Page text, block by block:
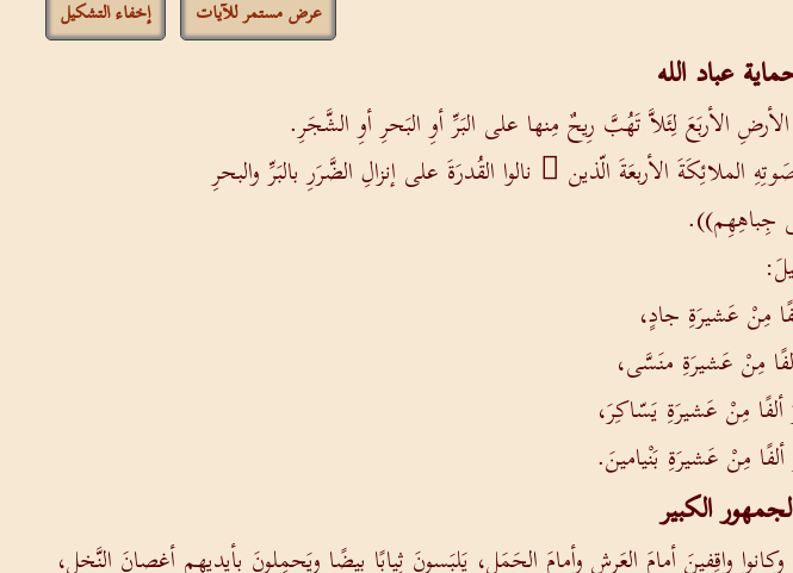
عرض مستمر للآيات إخفاء التشكيل
عباد الله
الأربَعَ لِئَلاَّ تَهُبَّ رِيحٌ مِنها على البَرِّ أوِ البَحرِ أوِ الشَّجَرِ.
الأربعَةَ الّذين َ نالوا القُدرَةَ على إنزالِ الضَّرَرِ بالبَرِّ والبحرِ
جِباهِهِم)).
مِنْ عَشيرَةِ جادٍ،
مِنْ عَشيرَةِ منَسَّى،
مِنْ عَشيرَةِ يَسّاكِرَ،
مِنْ عَشيرَةِ بَنْيامينَ.
الكبير
أمامَ العَرشِ وأمامَ الحَمَلِ، يَلبَسونَ ثِيابًا بيضًا ويَحمِلونَ بأيديهِم أغصانَ النَّخلِ،